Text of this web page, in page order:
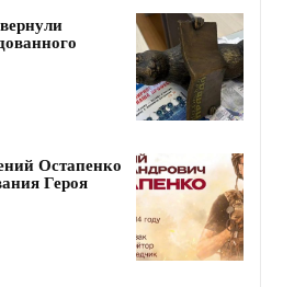
Остапенко
Героя